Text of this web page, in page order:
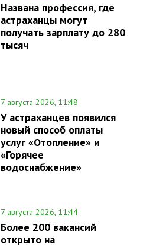
Названа профессия, где
астраханцы могут
получать зарплату до 280
тысяч
7 августа 2026, 11:48
У астраханцев появился
новый способ оплаты
услуг «Отопление» и
«Горячее
водоснабжение»
7 августа 2026, 11:44
Более 200 вакансий
открыто на